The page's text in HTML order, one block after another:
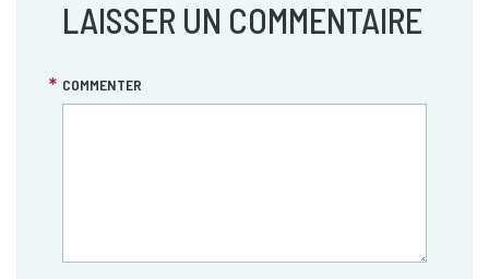
LAISSER UN COMMENTAIRE
COMMENTER